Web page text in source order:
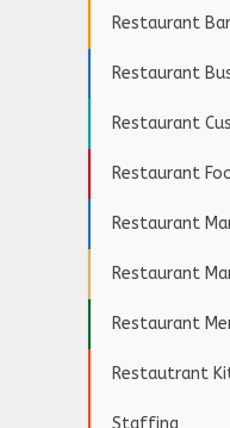
Restaurant
Restaurant
Restaurant
Restaurant
Restaurant
Restaurant
Restaurant
Restautrant